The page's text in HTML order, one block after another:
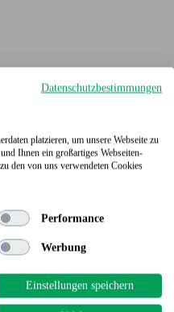
Datenschutzbestimmungen
platzieren, um unsere Webseite zu
Ihnen ein großartiges Webseiten-
den von uns verwendeten Cookies
Performance
Werbung
Einstellungen speichern